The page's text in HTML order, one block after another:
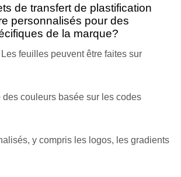
de transfert de plastification
personnalisés pour des
de la marque?
feuilles peuvent être faites sur
couleurs basée sur les codes
y compris les logos, les gradients